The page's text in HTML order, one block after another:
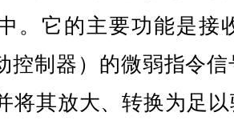
。它的主要功能是接
控制器）的微弱指令
将其放大、转换为足